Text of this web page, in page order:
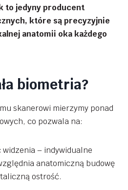
to jedyny producent
które są precyzyjnie
anatomii oka każdego
biometria?
skanerowi mierzymy ponad
co pozwala na:
– indywidualne
anatomiczną budowę
ostrość.